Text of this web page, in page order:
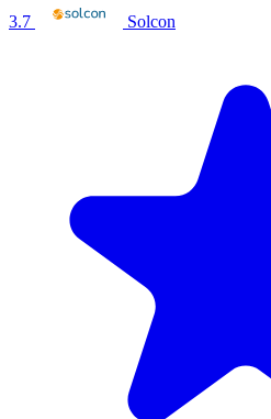
3.7 Solcon